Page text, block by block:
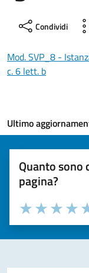
Condividi
Mod. SVP_8 -
c. 6 lett. b
Ultimo
Quanto sono
pagina?
Valuta la chiarezza
Seleziona il
Valuta 3
Valuta 2
Valuta 1 stelle